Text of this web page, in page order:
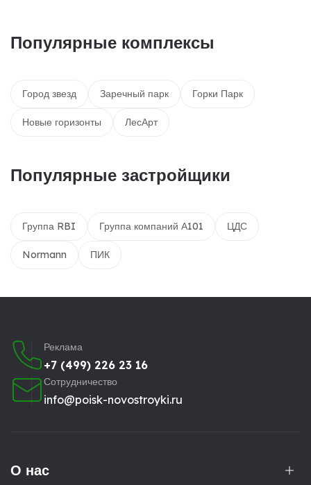
Популярные комплексы
Город звезд Заречный парк Горки Парк
Новые горизонты ЛесАрт
Популярные застройщики
Группа RBI Группа компаний А101 ЦДС
Normann ПИК
Реклама
+7 (499) 226 23 16
Сотрудничество
info@poisk-novostroyki.ru
О нас